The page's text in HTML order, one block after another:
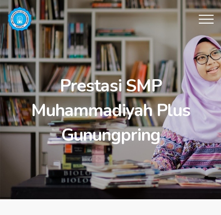
Prestasi SMP
Muhammadiyah Plus
Gunungpring